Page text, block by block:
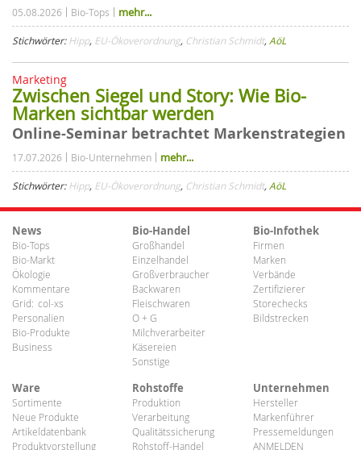
05.08.2026 Bio-Tops mehr...
Stichwörter: Hipp, EU-Ökoverordnung, Christian Schmidt,AöL
Marketing
Zwischen Siegel und Story: Wie Bio-
Marken sichtbar werden
Online-Seminar betrachtet Markenstrategien
17.07.2026 Bio-Unternehmen mehr...
Stichwörter: Hipp, EU-Ökoverordnung, Christian Schmidt,AöL
News
Bio-Tops
Bio-Markt
Ökologie
Kommentare
Grid: col-xs
Personalien
Bio-Produkte
Business
Bio-Handel
Großhandel
Einzelhandel
Großverbraucher
Backwaren
Fleischwaren
O + G
Milchverarbeiter
Käsereien
Sonstige
Bio-Infothek
Firmen
Marken
Verbände
Zertifizierer
Storechecks
Bildstrecken
Ware
Sortimente
Neue Produkte
Artikeldatenbank
Produktvorstellung
Rohstoffe
Produktion
Verarbeitung
Qualitätssicherung
Rohstoff-Handel
Unternehmen
Hersteller
Markenführer
Pressemeldungen
ANMELDEN